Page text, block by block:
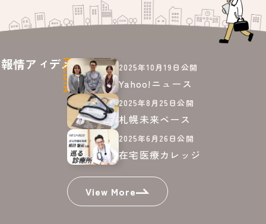
ィア情報 2025年10月19日公開
Yahoo!ニュース
2025年8月25日公開
札幌未来ベース
2025年6月26日公開
在宅医療カレッジ
View More